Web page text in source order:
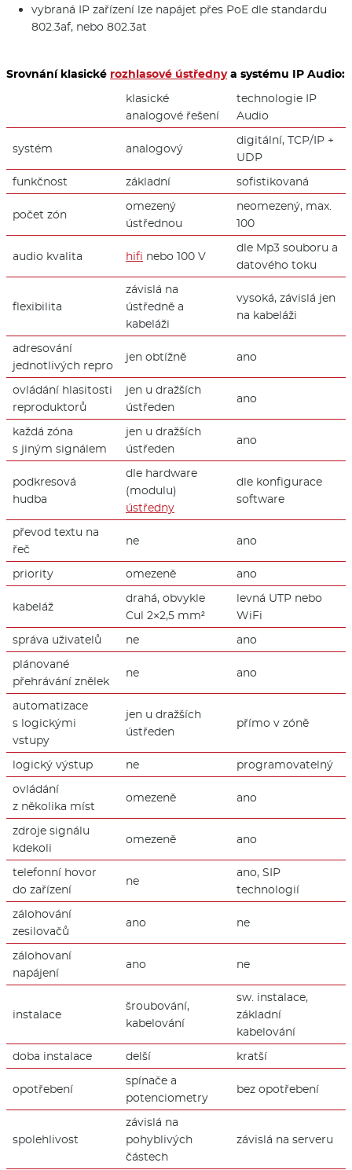
vybraná IP zařízení lze napájet přes PoE dle standardu
802.3af, nebo 802.3at
Srovnání klasické rozhlasové ústřednya systému IP Audio:
klasické
analogové řešení
technologie IP
Audio
systém analogový
digitální, TCP/IP +
UDP
funkčnost
základní sofistikovaná
počet zón
omezený
ústřednou
neomezený, max.
100
audio kvalita hifi nebo 100 V
dle Mp3 souboru a
datového toku
flexibilita
závislá na
ústředně a
kabeláži
vysoká, závislá jen
na kabeláži
adresování
jednotlivých repro
jen obtížně ano
ovládání hlasitosti
reproduktorů
jen u dražších
ústředen
ano
každá zóna
s jiným signálem
jen u dražších
ústředen
ano
podkresová
hudba
dle hardware
(modulu)
ústředny
dle konfigurace
software
převod textu na
řeč
ne ano
priority omezeně ano
kabeláž
drahá, obvykle
Cul 2×2,5 mm²
levná UTP nebo
WiFi
správa uživatelů
ne
ano
plánované
přehrávání znělek
ne ano
automatizace
s logickými
vstupy
jen u dražších
ústředen
přímo v zóně
logický výstup ne
programovatelný
ovládání
z několika míst
omezeně ano
zdroje signálu
kdekoli
omezeně ano
telefonní hovor
do zařízení
ne
ano, SIP
technologií
zálohování
zesilovačů
ano ne
zálohovaní
napájení
ano ne
instalace
šroubování,
kabelování
sw. instalace,
základní
kabelování
doba instalace
delší kratší
opotřebení
spínače a
potenciometry
bez opotřebení
spolehlivost
závislá na
pohyblivých
částech
závislá na serveru